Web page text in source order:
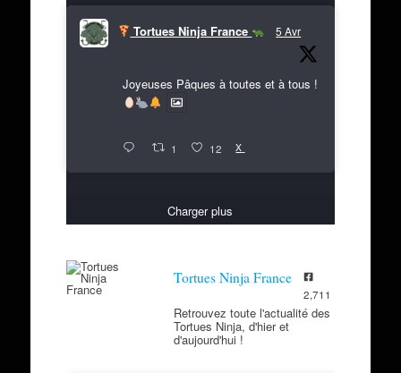
Tortues Ninja France 5 Avr
Joyeuses Pâques à toutes et à tous !
1 12 X
Charger plus
Tortues Ninja France
2,711
Retrouvez toute l'actualité des
Tortues Ninja, d'hier et
d'aujourd'hui !